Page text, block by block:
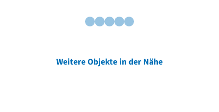
Weitere Objekte in der Nähe